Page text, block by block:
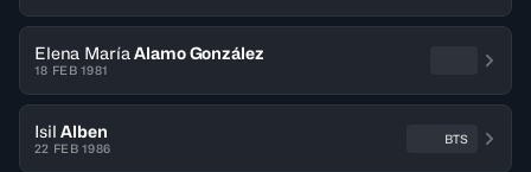
Elena María Alamo González
18 FEB 1981
Isil Alben
22 FEB 1986
BTS